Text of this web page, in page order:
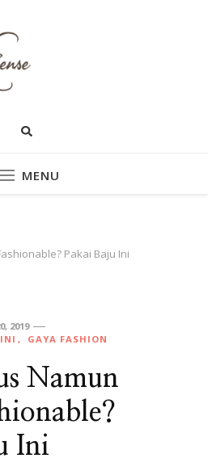
Style dan fashion
MENU
Pakai Baju Ini
2019
GAYA FASHION
Namun
Ini